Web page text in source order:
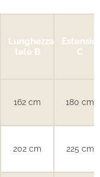
Lunghezza
telo B
C
162 cm 180 cm
202 cm 225 cm